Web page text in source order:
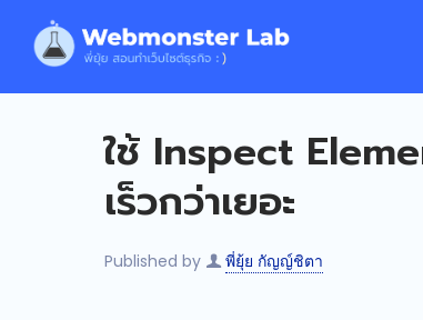
ใช้ Inspect
เร็วกว่าเยอะ
Published by พี่ยุ้ย กัญญ์ชิตา